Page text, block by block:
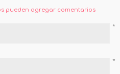
pueden agregar comentarios
*
*